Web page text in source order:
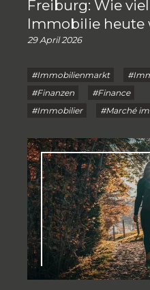
Freiburg: Wie
Immobilie heute
29 April 2026
#Immobilienmarkt
#Finanzen
#Finance
#Immobilier
#Marché